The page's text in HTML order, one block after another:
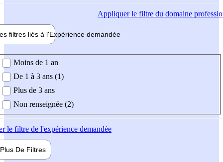
Appliquerle filtre du domaine
filtres liés à l'Expérience demandée
demandée
Moins de 1 an
De 1 à 3 ans (1)
Plus de 3 ans
Non renseignée (2)
le filtre de l'expérience demandée
Plus De Filtres